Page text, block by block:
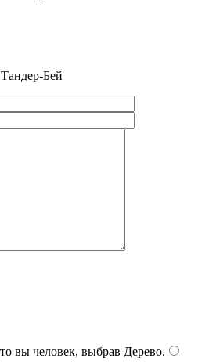
Бей
вы человек, выбрав Дерево.